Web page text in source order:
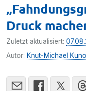
Druck
Zuletzt aktualisiert:
Autor: Knut-Michael